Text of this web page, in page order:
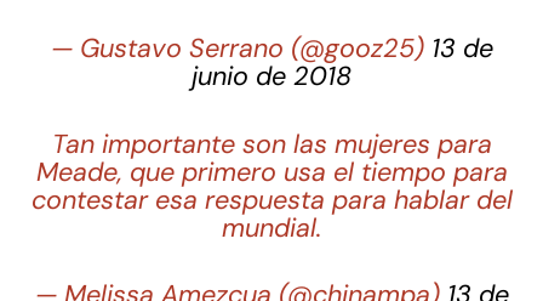
— Gustavo Serrano (@gooz25) 13 de
junio de 2018
Tan importante son las mujeres para
Meade, que primero usa el tiempo para
contestar esa respuesta para hablar del
mundial.